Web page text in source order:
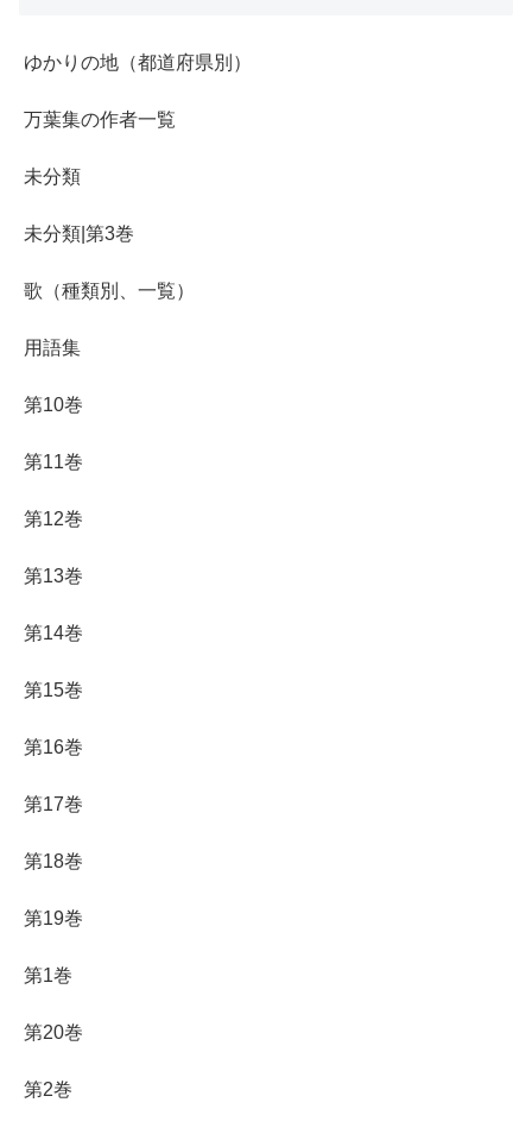
ゆかりの地（都道府県別）
万葉集の作者一覧
未分類
未分類|第3巻
歌（種類別、一覧）
用語集
第10巻
第11巻
第12巻
第13巻
第14巻
第15巻
第16巻
第17巻
第18巻
第19巻
第1巻
第20巻
第2巻